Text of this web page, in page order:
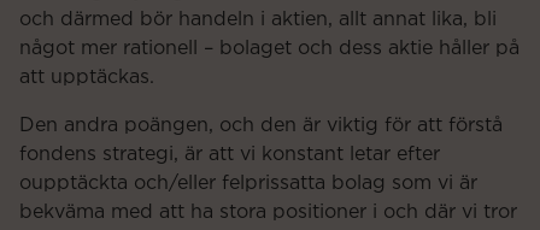
och därmed bör handeln i aktien, allt annat lika, bli
något mer rationell – bolaget och dess aktie håller på
att upptäckas.
Den andra poängen, och den är viktig för att förstå
fondens strategi, är att vi konstant letar efter
oupptäckta och/eller felprissatta bolag som vi är
bekväma med att ha stora positioner i och där vi tror